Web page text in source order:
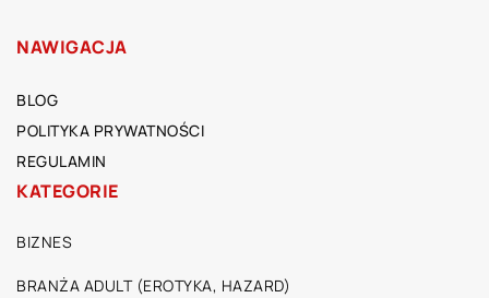
NAWIGACJA
BLOG
POLITYKA PRYWATNOŚCI
REGULAMIN
KATEGORIE
BIZNES
BRANŻA ADULT (EROTYKA, HAZARD)